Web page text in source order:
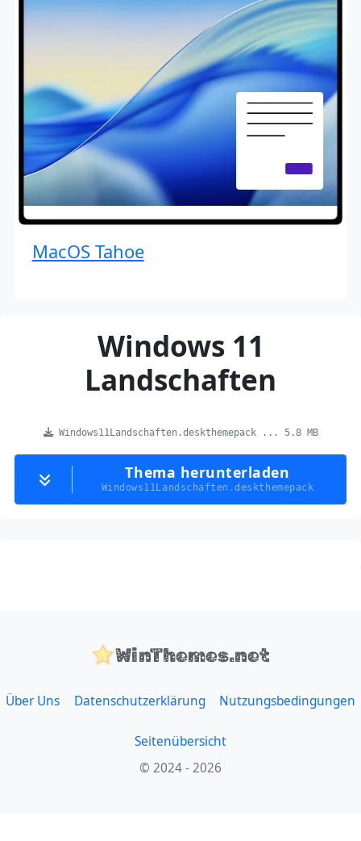
MacOS Tahoe
Windows 11
Landschaften
Windows11Landschaften.deskthemepack ... 5.8 MB
Thema herunterladen
Windows11Landschaften.deskthemepack
WinThemes.net
Über Uns Datenschutzerklärung Nutzungsbedingungen
Seitenübersicht
© 2024 - 2026